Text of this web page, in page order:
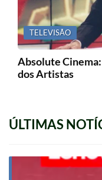
TELEVISÃO
Absolute Cinema:
dos Artistas
ÚLTIMAS